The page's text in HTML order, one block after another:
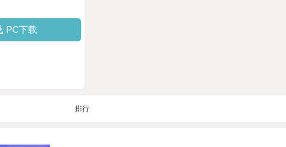
PC下载
排行